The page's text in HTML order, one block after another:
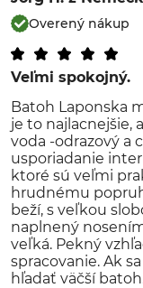
Overený nákup
Veľmi spokojný.
Batoh Laponska
je to najlacnejšie,
voda -odrazový a
usporiadanie
ktoré sú veľmi
hrudnému
beží, s veľkou
naplnený
veľká. Pekný
spracovanie. Ak
hľadať väčší